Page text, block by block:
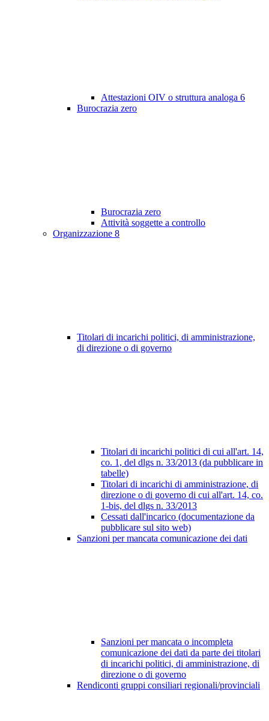
Attestazioni OIV o struttura analoga 6
Burocrazia zero
Burocrazia zero
Attività soggette a controllo
Organizzazione 8
Titolari di incarichi politici, di amministrazione,
di direzione o di governo
Titolari di incarichi politici di cui all'art. 14,
co. 1, del dlgs n. 33/2013 (da pubblicare in
tabelle)
Titolari di incarichi di amministrazione, di
direzione o di governo di cui all'art. 14, co.
1-bis, del dlgs n. 33/2013
Cessati dall'incarico (documentazione da
pubblicare sul sito web)
Sanzioni per mancata comunicazione dei dati
Sanzioni per mancata o incompleta
comunicazione dei dati da parte dei titolari
di incarichi politici, di amministrazione, di
direzione o di governo
Rendiconti gruppi consiliari regionali/provinciali